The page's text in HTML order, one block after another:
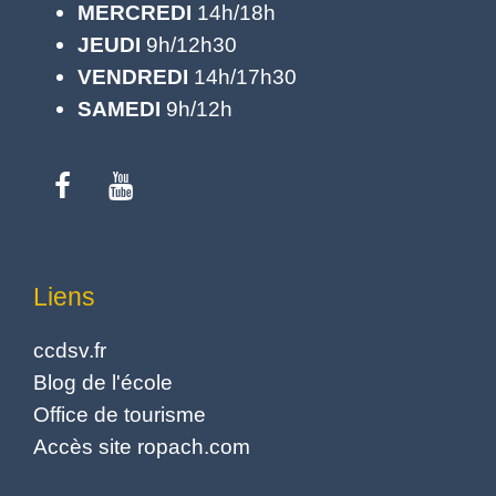
MERCREDI 14h/18h
JEUDI 9h/12h30
VENDREDI 14h/17h30
SAMEDI 9h/12h
Liens
ccdsv.fr
Blog de l'école
Office de tourisme
Accès site ropach.com